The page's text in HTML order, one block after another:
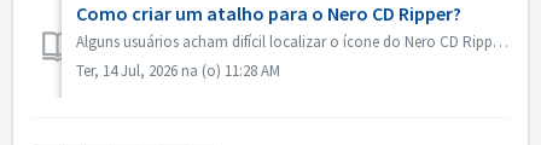
Como criar um atalho para o Nero CD Ripper?
Alguns usuários acham difícil localizar o ícone do Nero CD Ripper e precisam acessar a Microsoft Store todas as vezes para abri-lo. Na verdade, o ícone do ...
Ter, 14 Jul, 2026 na (o) 11:28 AM